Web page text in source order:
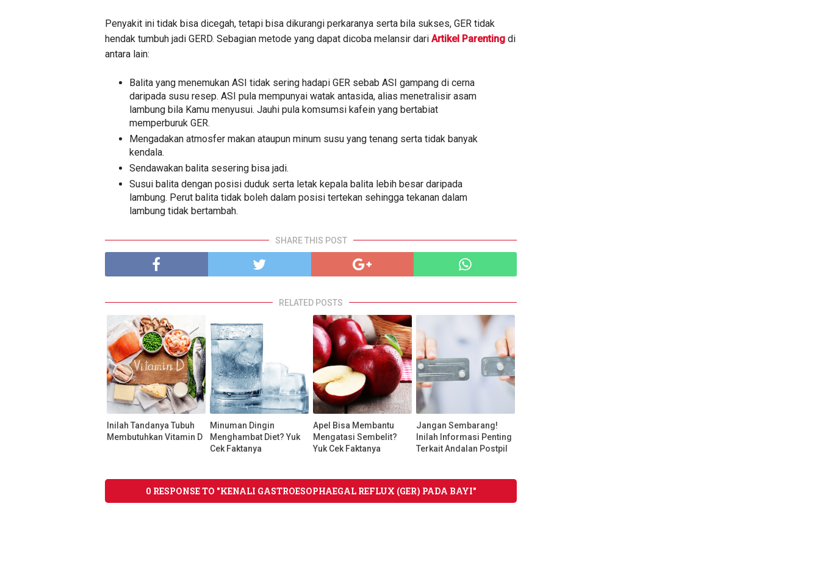
Penyakit ini tidak bisa dicegah, tetapi bisa dikurangi perkaranya serta bila sukses, GER tidak
hendak tumbuh jadi GERD. Sebagian metode yang dapat dicoba melansir dari Artikel Parenting di
antara lain:
Balita yang menemukan ASI tidak sering hadapi GER sebab ASI gampang di cerna
daripada susu resep. ASI pula mempunyai watak antasida, alias menetralisir asam
lambung bila Kamu menyusui. Jauhi pula komsumsi kafein yang bertabiat
memperburuk GER.
Mengadakan atmosfer makan ataupun minum susu yang tenang serta tidak banyak
kendala.
Sendawakan balita sesering bisa jadi.
Susui balita dengan posisi duduk serta letak kepala balita lebih besar daripada
lambung. Perut balita tidak boleh dalam posisi tertekan sehingga tekanan dalam
lambung tidak bertambah.
SHARE THIS POST
RELATED POSTS
Inilah Tandanya Tubuh
Membutuhkan Vitamin D
Minuman Dingin
Menghambat Diet? Yuk
Cek Faktanya
Apel Bisa Membantu
Mengatasi Sembelit?
Yuk Cek Faktanya
Jangan Sembarang!
Inilah Informasi Penting
Terkait Andalan Postpil
0 RESPONSE TO "KENALI GASTROESOPHAEGAL REFLUX (GER) PADA BAYI"